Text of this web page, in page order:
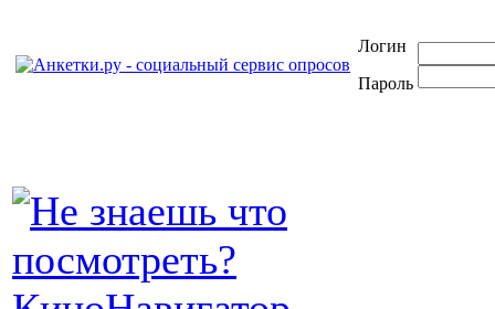
Логин
Пароль